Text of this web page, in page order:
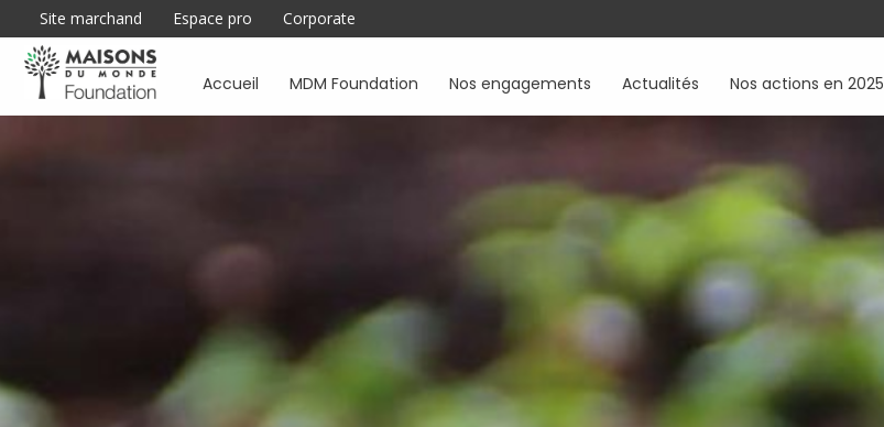
Site marchand Espace pro Corporate
Accueil MDM Foundation Nos engagements Actualités Nos actions en 2025